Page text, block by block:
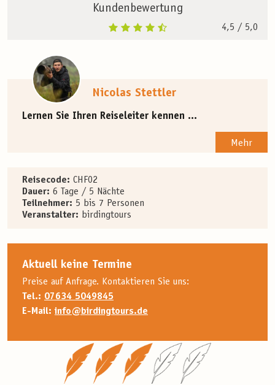
Kundenbewertung
4,5 / 5,0
Nicolas Stettler
Lernen Sie Ihren Reiseleiter kennen ...
Mehr
Reisecode: CHF02
Dauer: 6 Tage / 5 Nächte
Teilnehmer: 5 bis 7 Personen
Veranstalter: birdingtours
Aktuell keine Termine
Preise auf Anfrage. Kontaktieren Sie uns:
Tel.: 07634 5049845
E-Mail:info@birdingtours.de